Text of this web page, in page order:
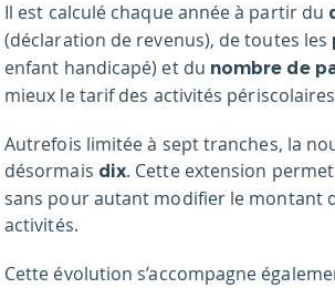
Il est calculé chaque année à partir du
(déclaration de revenus), de toutes les
enfant handicapé) et du nombre de
mieux le tarif des activités
Autrefois limitée à sept tranches, la
désormais dix. Cette extension
sans pour autant modifier le montant
activités.
Cette évolution s’accompagne